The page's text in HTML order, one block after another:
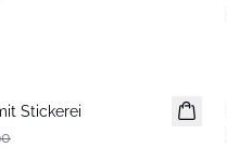
Stickerei